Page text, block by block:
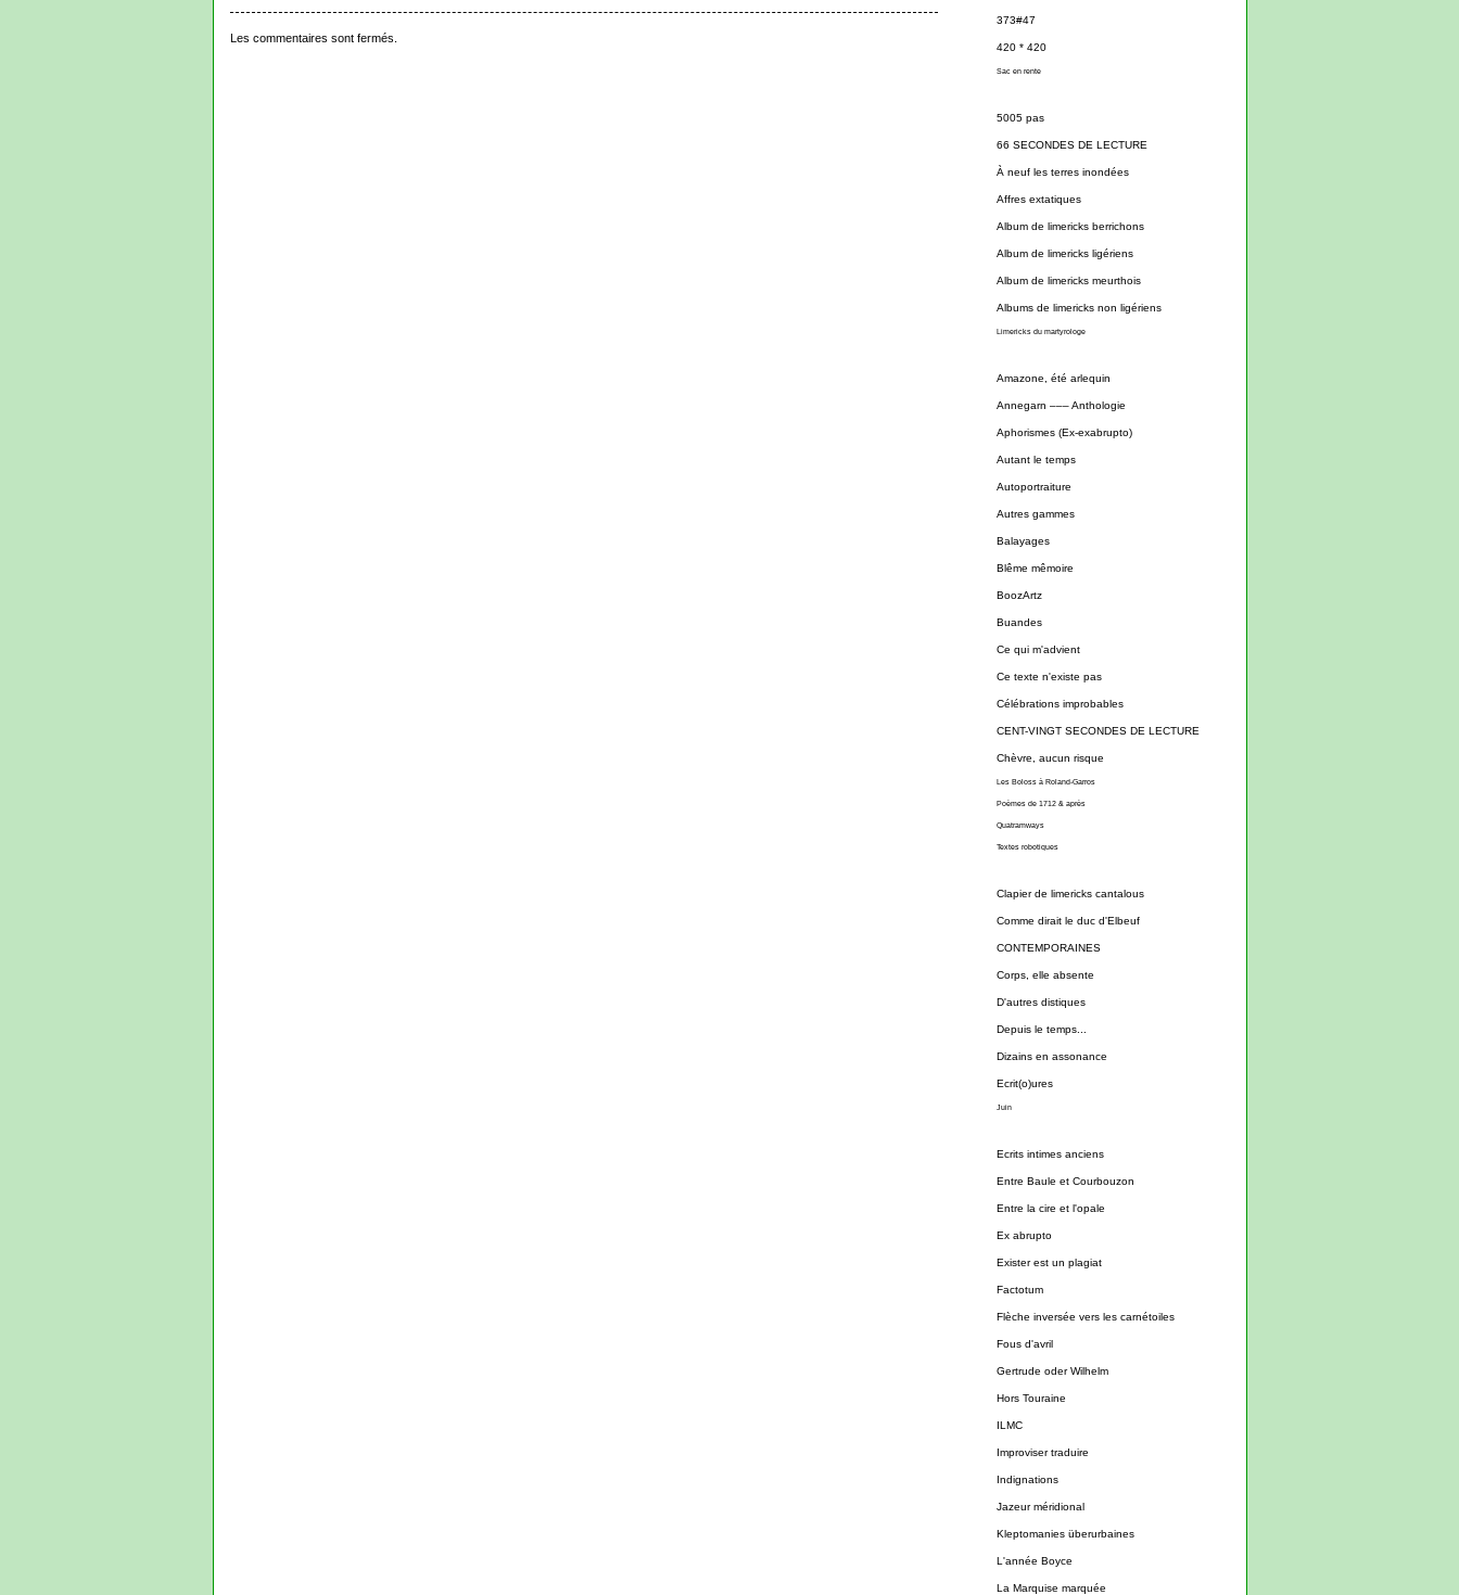
373#47
420 * 420
Sac en rente
5005 pas
66 SECONDES DE LECTURE
À neuf les terres inondées
Affres extatiques
Album de limericks berrichons
Album de limericks ligériens
Album de limericks meurthois
Albums de limericks non ligériens
Limericks du martyrologe
Amazone, été arlequin
Annegarn ––– Anthologie
Aphorismes (Ex-exabrupto)
Autant le temps
Autoportraiture
Autres gammes
Balayages
Blême mêmoire
BoozArtz
Buandes
Ce qui m'advient
Ce texte n'existe pas
Célébrations improbables
CENT-VINGT SECONDES DE LECTURE
Chèvre, aucun risque
Les Boloss à Roland-Garros
Poèmes de 1712 & après
Quatramways
Textes robotiques
Clapier de limericks cantalous
Comme dirait le duc d'Elbeuf
CONTEMPORAINES
Corps, elle absente
D'autres distiques
Depuis le temps...
Dizains en assonance
Ecrit(o)ures
Juin
Ecrits intimes anciens
Entre Baule et Courbouzon
Entre la cire et l'opale
Ex abrupto
Exister est un plagiat
Factotum
Flèche inversée vers les carnétoiles
Fous d'avril
Gertrude oder Wilhelm
Hors Touraine
ILMC
Improviser traduire
Indignations
Jazeur méridional
Kleptomanies überurbaines
L'année Boyce
La Marquise marquée
Les commentaires sont fermés.